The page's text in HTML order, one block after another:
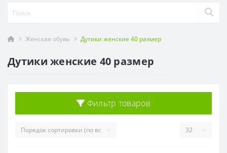
Женская обувь Дутики женские 40 размер
Дутики женские 40 размер
Фильтр товаров